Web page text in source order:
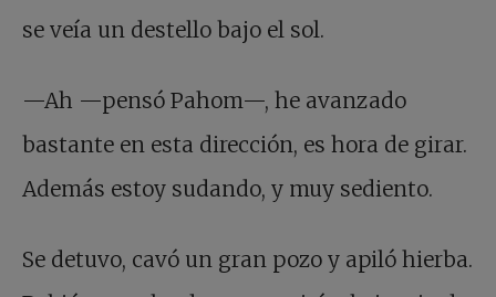
se veía un destello bajo el sol.
—Ah —pensó Pahom—, he avanzado
bastante en esta dirección, es hora de girar.
Además estoy sudando, y muy sediento.
Se detuvo, cavó un gran pozo y apiló hierba.